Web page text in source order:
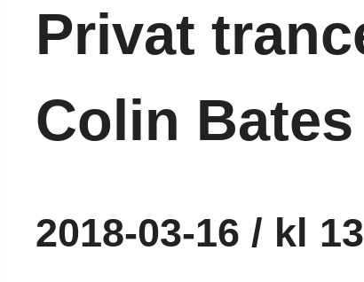
Privat
Colin Bates
2018-03-16 / kl